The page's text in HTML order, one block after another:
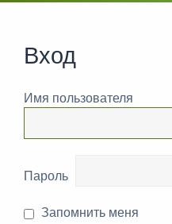
Вход
Имя пользователя
Пароль
Запомнить меня